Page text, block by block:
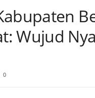
Wujud
0